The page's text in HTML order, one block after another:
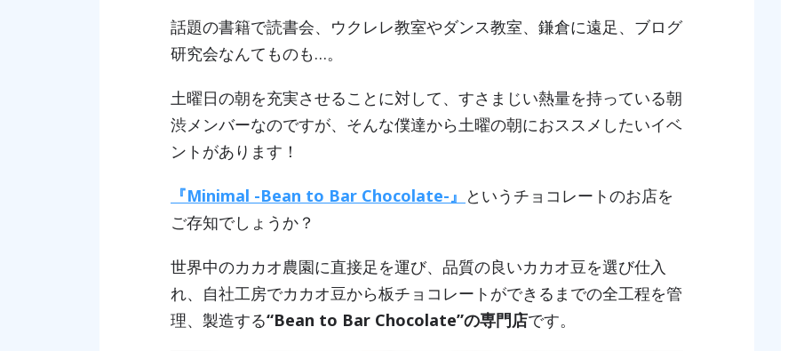
話題の書籍で読書会、ウクレレ教室やダンス教室、鎌倉に遠足、ブログ
研究会なんてものも…。
土曜日の朝を充実させることに対して、すさまじい熱量を持っている朝
渋メンバーなのですが、そんな僕達から土曜の朝におススメしたいイベ
ントがあります！
『Minimal -Bean to Bar Chocolate-』 というチョコレートのお店を
ご存知でしょうか？
世界中のカカオ農園に直接足を運び、品質の良いカカオ豆を選び仕入
れ、自社工房でカカオ豆から板チョコレートができるまでの全工程を管
理、製造する“Bean to Bar Chocolate”の専門店です。